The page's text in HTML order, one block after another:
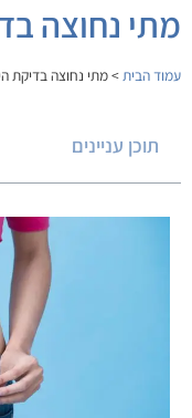
מתי נחוצה
עמוד הבית>מתי נחוצה בדיקת
תוכן עניינים